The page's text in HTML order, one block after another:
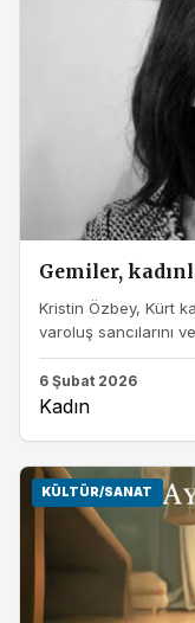
Gemiler,
Kristin Özbey, Kürt
varoluş sancılarını
6 Şubat 2026
Kadın
KÜLTÜR/SANAT